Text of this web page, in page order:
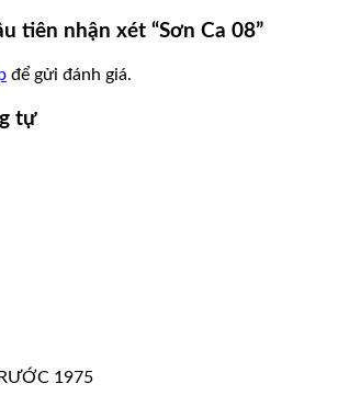
tiên nhận xét “Sơn Ca 08”
để gửi đánh giá.
tự
1975